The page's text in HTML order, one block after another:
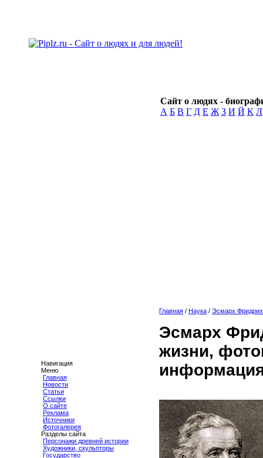
Сайт о людях -
А Б В Г Д Е Ж З И Й К Л
Навигация
Меню
Главная
Новости
Статьи
Ссылки
О сайте
Реклама
Источники
Фотогалерея
Разделы сайта
Персонажи древней истории
Художники, скульпторы
Государство
Главная / Наука / Эсмарх Фридрих
Эсмарх
жизни,